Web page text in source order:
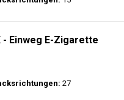
- Einweg E-Zigarette
27